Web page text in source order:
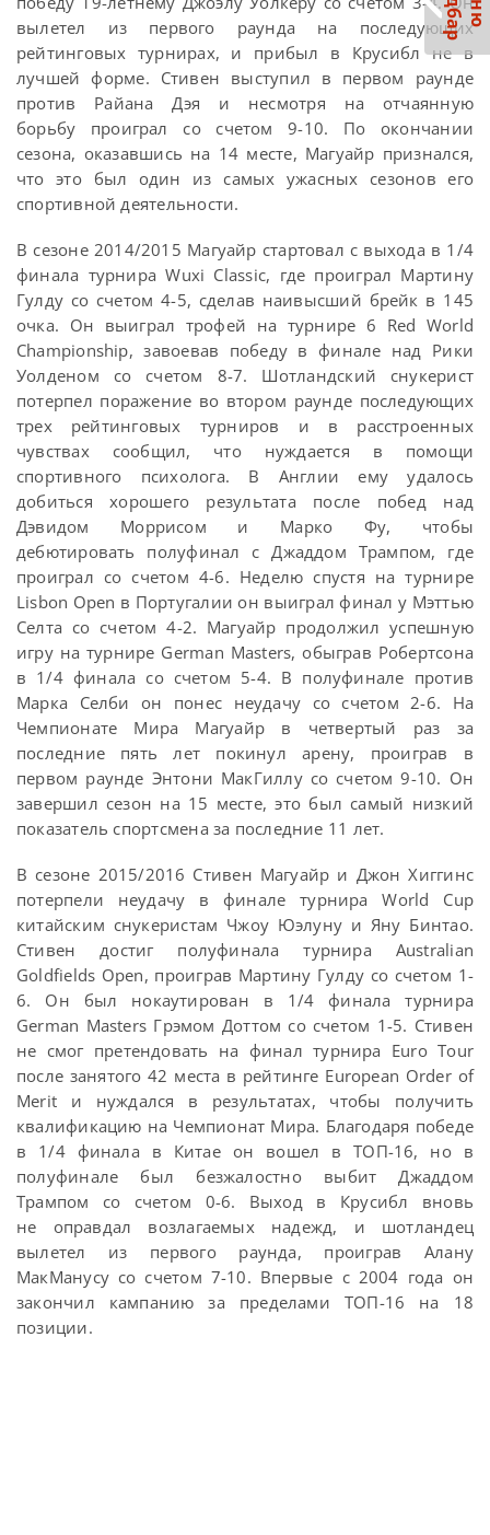
вылетел из первого раунда на последующих
рейтинговых турнирах, и прибыл в Крусибл не в
лучшей форме. Стивен выступил в первом раунде
против Райана Дэя и несмотря на отчаянную
борьбу проиграл со счетом 9-10. По окончании
сезона, оказавшись на 14 месте, Магуайр признался,
что это был один из самых ужасных сезонов его
спортивной деятельности.
В сезоне 2014/2015 Магуайр стартовал с выхода в 1/4
финала турнира Wuxi Classic, где проиграл Мартину
Гулду со счетом 4-5, сделав наивысший брейк в 145
очка. Он выиграл трофей на турнире 6 Red World
Championship, завоевав победу в финале над Рики
Уолденом со счетом 8-7. Шотландский снукерист
потерпел поражение во втором раунде последующих
трех рейтинговых турниров и в расстроенных
чувствах сообщил, что нуждается в помощи
спортивного психолога. В Англии ему удалось
добиться хорошего результата после побед над
Дэвидом Моррисом и Марко Фу, чтобы
дебютировать полуфинал с Джаддом Трампом, где
проиграл со счетом 4-6. Неделю спустя на турнире
Lisbon Open в Португалии он выиграл финал у Мэттью
Селта со счетом 4-2. Магуайр продолжил успешную
игру на турнире German Masters, обыграв Робертсона
в 1/4 финала со счетом 5-4. В полуфинале против
Марка Селби он понес неудачу со счетом 2-6. На
Чемпионате Мира Магуайр в четвертый раз за
последние пять лет покинул арену, проиграв в
первом раунде Энтони МакГиллу со счетом 9-10. Он
завершил сезон на 15 месте, это был самый низкий
показатель спортсмена за последние 11 лет.
В сезоне 2015/2016 Стивен Магуайр и Джон Хиггинс
потерпели неудачу в финале турнира World Cup
китайским снукеристам Чжоу Юэлуну и Яну Бинтао.
Стивен достиг полуфинала турнира Australian
Goldfields Open, проиграв Мартину Гулду со счетом 1-
6. Он был нокаутирован в 1/4 финала турнира
German Masters Грэмом Доттом со счетом 1-5. Стивен
не смог претендовать на финал турнира Euro Tour
после занятого 42 места в рейтинге European Order of
Merit и нуждался в результатах, чтобы получить
квалификацию на Чемпионат Мира. Благодаря победе
в 1/4 финала в Китае он вошел в ТОП-16, но в
полуфинале был безжалостно выбит Джаддом
Трампом со счетом 0-6. Выход в Крусибл вновь
не оправдал возлагаемых надежд, и шотландец
вылетел из первого раунда, проиграв Алану
МакМанусу со счетом 7-10. Впервые с 2004 года он
закончил кампанию за пределами ТОП-16 на 18
позиции.